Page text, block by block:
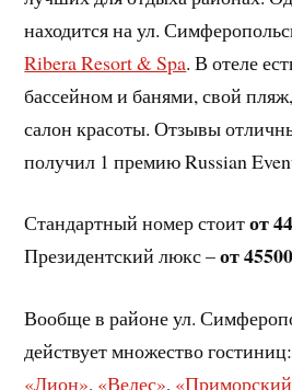
находится на ул.
Ribera Resort & Spa. В отеле
бассейном и банями, свой
салон красоты. Отзывы
получил 1 премию Russian
Стандартный номер стоитот
Президентский люкс –от
Вообще в районе ул.
действует множество гостиниц:
«Лион», «Велес»,